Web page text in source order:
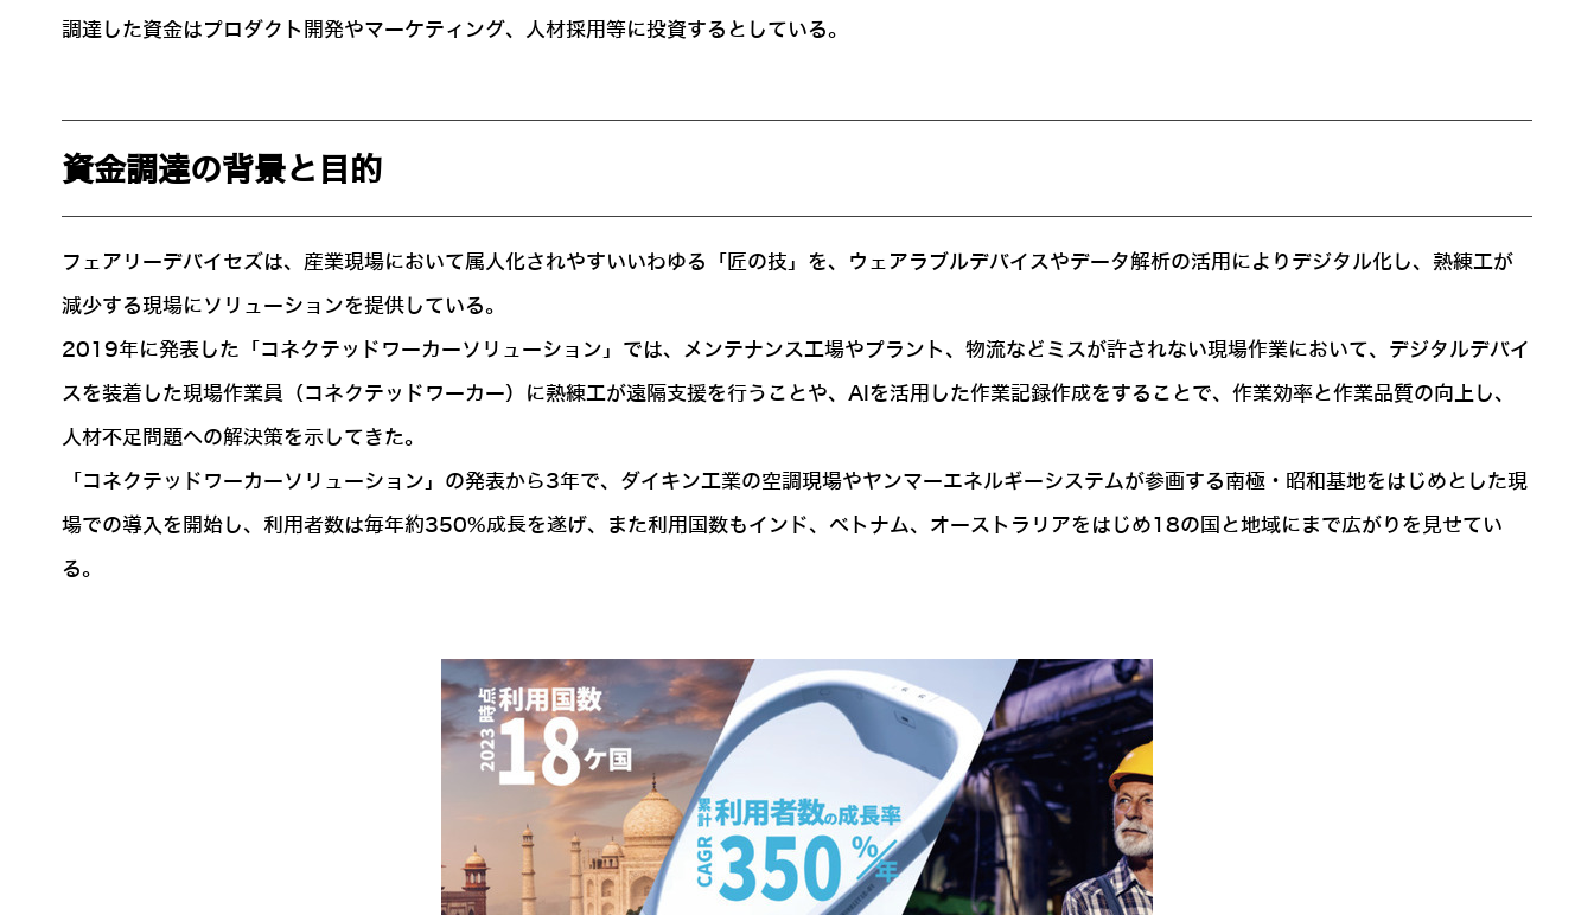
調達した資金はプロダクト開発やマーケティング、人材採用等に投資するとしている。
資金調達の背景と目的
フェアリーデバイセズは、産業現場において属人化されやすいいわゆる「匠の技」を、ウェアラブルデバイスやデータ解析の活用によりデジタル化し、熟練工が
減少する現場にソリューションを提供している。
2019年に発表した「コネクテッドワーカーソリューション」では、メンテナンス工場やプラント、物流などミスが許されない現場作業において、デジタルデバイ
スを装着した現場作業員（コネクテッドワーカー）に熟練工が遠隔支援を行うことや、AIを活用した作業記録作成をすることで、作業効率と作業品質の向上し、
人材不足問題への解決策を示してきた。
「コネクテッドワーカーソリューション」の発表から3年で、ダイキン工業の空調現場やヤンマーエネルギーシステムが参画する南極・昭和基地をはじめとした現
場での導入を開始し、利用者数は毎年約350%成長を遂げ、また利用国数もインド、ベトナム、オーストラリアをはじめ18の国と地域にまで広がりを見せてい
る。